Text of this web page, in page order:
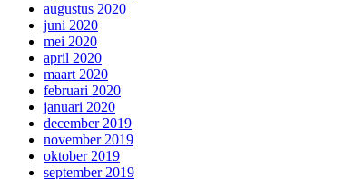
augustus 2020
juni 2020
mei 2020
april 2020
maart 2020
februari 2020
januari 2020
december 2019
november 2019
oktober 2019
september 2019